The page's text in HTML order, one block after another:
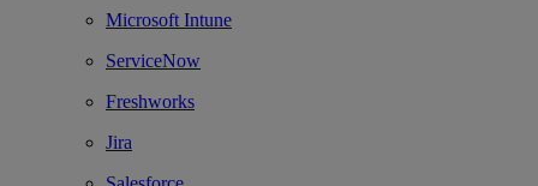
Microsoft Intune
ServiceNow
Freshworks
Jira